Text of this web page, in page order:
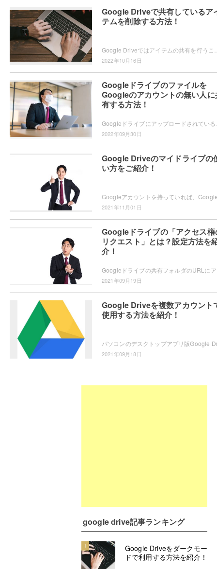
Google Driveで共有しているア
テムを削除する方法！
2022年10月16日
Googleドライブのファイルを
Googleのアカウントの無い人に
有する方法！
2022年09月30日
Google Driveのマイドライブの
い方をご紹介！
2021年11月01日
Googleドライブの「アクセス権
リクエスト」とは？設定方法を
介！
2021年09月19日
Google Driveを複数アカウント
使用する方法を紹介！
2021年09月18日
google drive記事ランキング
1
Google Driveをダークモー
ドで利用する方法を紹介！